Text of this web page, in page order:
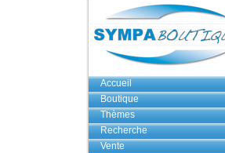
Accueil
Boutique
Thèmes
Recherche
Vente